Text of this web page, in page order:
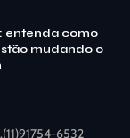
entenda como
mudando o
6532